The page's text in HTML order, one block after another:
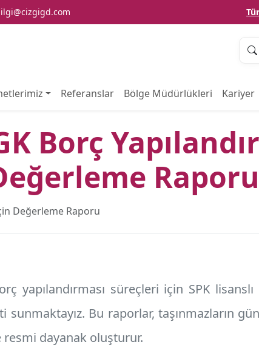
Referanslar Bölge Müdürlükleri Kariyer
Borç
Raporu
Değerleme Raporu
yapılandırması süreçleri için SPK lisanslı
sunmaktayız. Bu raporlar, taşınmazların
resmi dayanak oluşturur.